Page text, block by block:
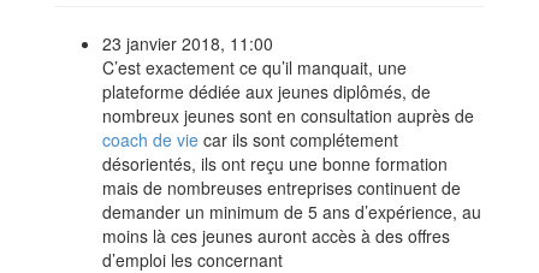
23 janvier 2018, 11:00
C’est exactement ce qu’il manquait, une
plateforme dédiée aux jeunes diplômés, de
nombreux jeunes sont en consultation auprès de
coach de vie car ils sont complétement
désorientés, ils ont reçu une bonne formation
mais de nombreuses entreprises continuent de
demander un minimum de 5 ans d’expérience, au
moins là ces jeunes auront accès à des offres
d’emploi les concernant